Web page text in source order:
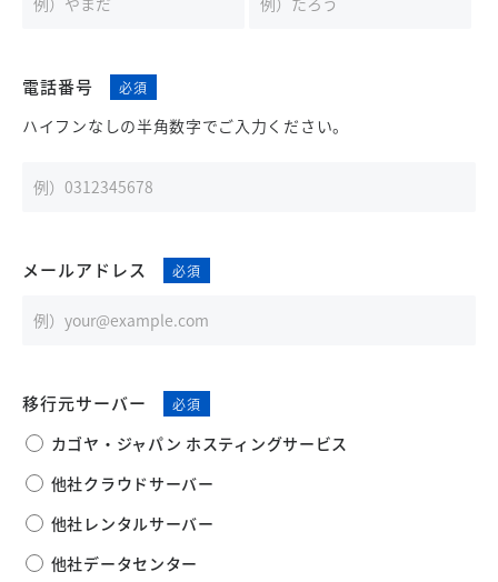
電話番号
ハイフンなしの半角数字でご入力ください。
メールアドレス
移行元サーバー
カゴヤ・ジャパン ホスティングサービス
他社クラウドサーバー
他社レンタルサーバー
他社データセンター